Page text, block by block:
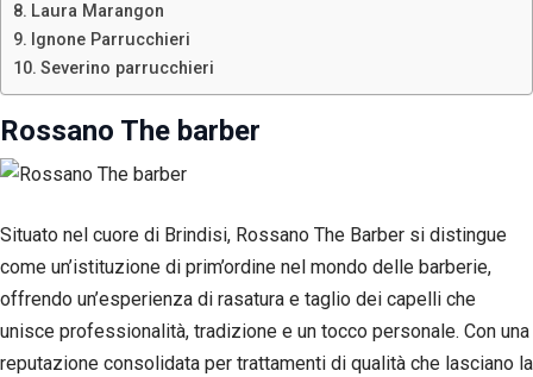
Laura Marangon
Ignone Parrucchieri
Severino parrucchieri
Rossano The barber
Situato nel cuore di Brindisi, Rossano The Barber si distingue
come un’istituzione di prim’ordine nel mondo delle barberie,
offrendo un’esperienza di rasatura e taglio dei capelli che
unisce professionalità, tradizione e un tocco personale. Con una
reputazione consolidata per trattamenti di qualità che lasciano la
Necessari